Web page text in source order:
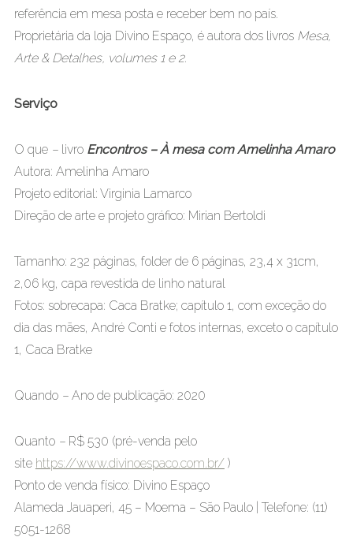
referência em mesa posta e receber bem no país.
Proprietária da loja Divino Espaço, é autora dos livros Mesa,
Arte & Detalhes, volumes 1 e 2.
Serviço
O que –livro Encontros – À mesa com Amelinha Amaro
Autora: Amelinha Amaro
Projeto editorial: Virginia Lamarco
Direção de arte e projeto gráfico: Mirian Bertoldi
Tamanho: 232 páginas, folder de 6 páginas, 23,4 x 31cm,
2,06 kg, capa revestida de linho natural
Fotos: sobrecapa: Caca Bratke; capítulo 1, com exceção do
dia das mães, André Conti e fotos internas, exceto o capítulo
1, Caca Bratke
Quando – Ano de publicação: 2020
Quanto – R$ 530 (pré-venda pelo
site https://www.divinoespaco.com.br/ )
Ponto de venda físico: Divino Espaço
Alameda Jauaperi, 45 – Moema – São Paulo | Telefone: (11)
5051-1268